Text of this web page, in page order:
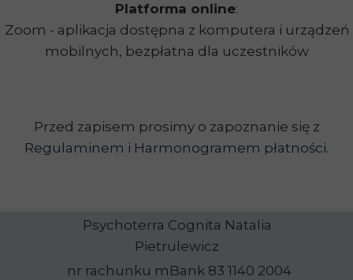
Przed zapisem prosimy o zapoznanie się z
Regulaminem i Harmonogramem płatności.
Platforma online:
Zoom - aplikacja dostępna z komputera i urządzeń
mobilnych, bezpłatna dla uczestników
Psychoterra Cognita Natalia
Pietrulewicz
nr rachunku mBank 83 1140 2004